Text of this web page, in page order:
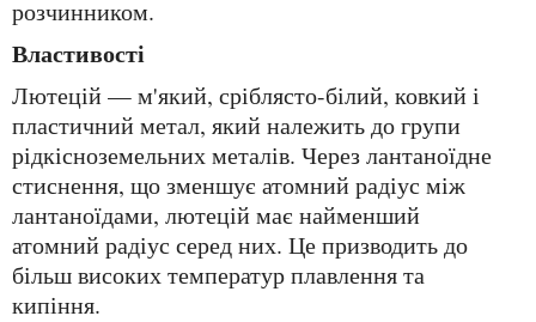
розчинником.
Властивості
Лютецій — м'який, сріблясто-білий, ковкий і
пластичний метал, який належить до групи
рідкісноземельних металів. Через лантаноїдне
стиснення, що зменшує атомний радіус між
лантаноїдами, лютецій має найменший
атомний радіус серед них. Це призводить до
більш високих температур плавлення та
кипіння.